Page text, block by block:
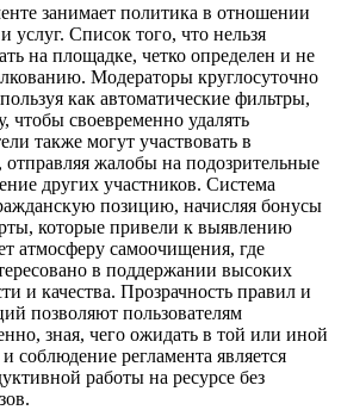
занимает политика в отношении
услуг. Список того, что нельзя
на площадке, четко определен и не
Модераторы круглосуточно
как автоматические фильтры,
чтобы своевременно удалять
также могут участвовать в
жалобы на подозрительные
других участников. Система
позицию, начисляя бонусы
которые привели к выявлению
атмосферу самоочищения, где
в поддержании высоких
и качества. Прозрачность правил и
позволяют пользователям
зная, чего ожидать в той или иной
соблюдение регламента является
работы на ресурсе без